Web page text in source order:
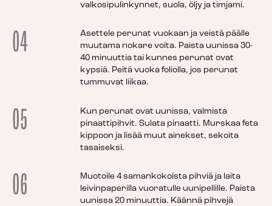
valkosipulinkynnet, suola, öljy ja timjami.
04
Asettele perunat vuokaan ja veistä päälle
muutama nokare voita. Paista uunissa 30-
40 minuuttia tai kunnes perunat ovat
kypsiä. Peitä vuoka foliolla, jos perunat
tummuvat liikaa.
05
Kun perunat ovat uunissa, valmista
pinaattipihvit. Sulata pinaatti. Murskaa feta
kippoon ja lisää muut ainekset, sekoita
tasaiseksi.
06
Muotoile 4 samankokoista pihviä ja laita
leivinpaperilla vuoratulle uunipellille. Paista
uunissa 20 minuuttia. Käännä pihvejä